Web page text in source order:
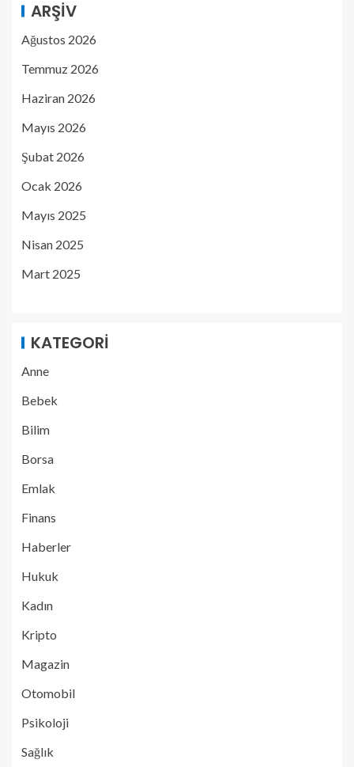
ARŞIV
Ağustos 2026
Temmuz 2026
Haziran 2026
Mayıs 2026
Şubat 2026
Ocak 2026
Mayıs 2025
Nisan 2025
Mart 2025
KATEGORI
Anne
Bebek
Bilim
Borsa
Emlak
Finans
Haberler
Hukuk
Kadın
Kripto
Magazin
Otomobil
Psikoloji
Sağlık